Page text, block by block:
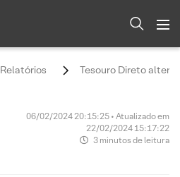
Relatórios Tesouro Direto altera
06/02/2024 20:15:25 • Atualizado em
22/02/2024 15:17:22
3 minutos de leitura